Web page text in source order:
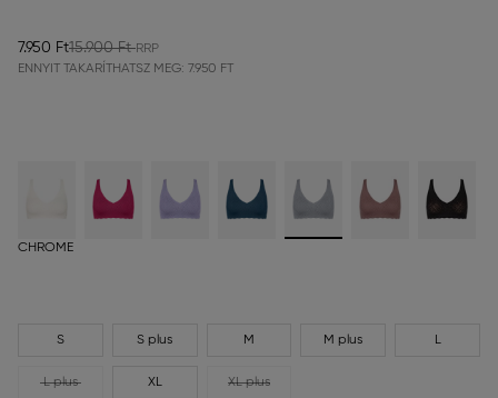
7.950 Ft15.900 Ft
ENNYIT TAKARÍTHATSZ MEG: 7.950 FT
CHROME
S S plus M M plus L
L plus XL XL plus